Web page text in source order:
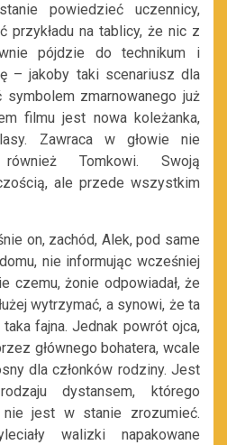
powiedzieć uczennicy,
przykładu na tablicy, że nic z
pójdzie do technikum i
– jakoby taki scenariusz dla
symbolem zmarnowanego już
filmu jest nowa koleżanka,
Zawraca w głowie nie
Tomkowi. Swoją
ale przede wszystkim
on, zachód, Alek, pod same
nie informując wcześniej
czemu, żonie odpowiadał, że
wytrzymać, a synowi, że ta
fajna. Jednak powrót ojca,
głównego bohatera, wcale
dla członków rodziny. Jest
dystansem, którego
jest w stanie zrozumieć.
walizki napakowane